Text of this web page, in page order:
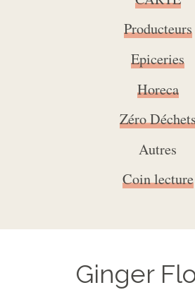
Producteurs
Epiceries
Horeca
Zéro
Autres
Coin lecture
Ginger